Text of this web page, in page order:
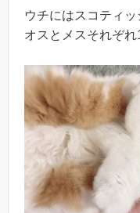
ウチにはスコティッ
オスとメスそれぞれ